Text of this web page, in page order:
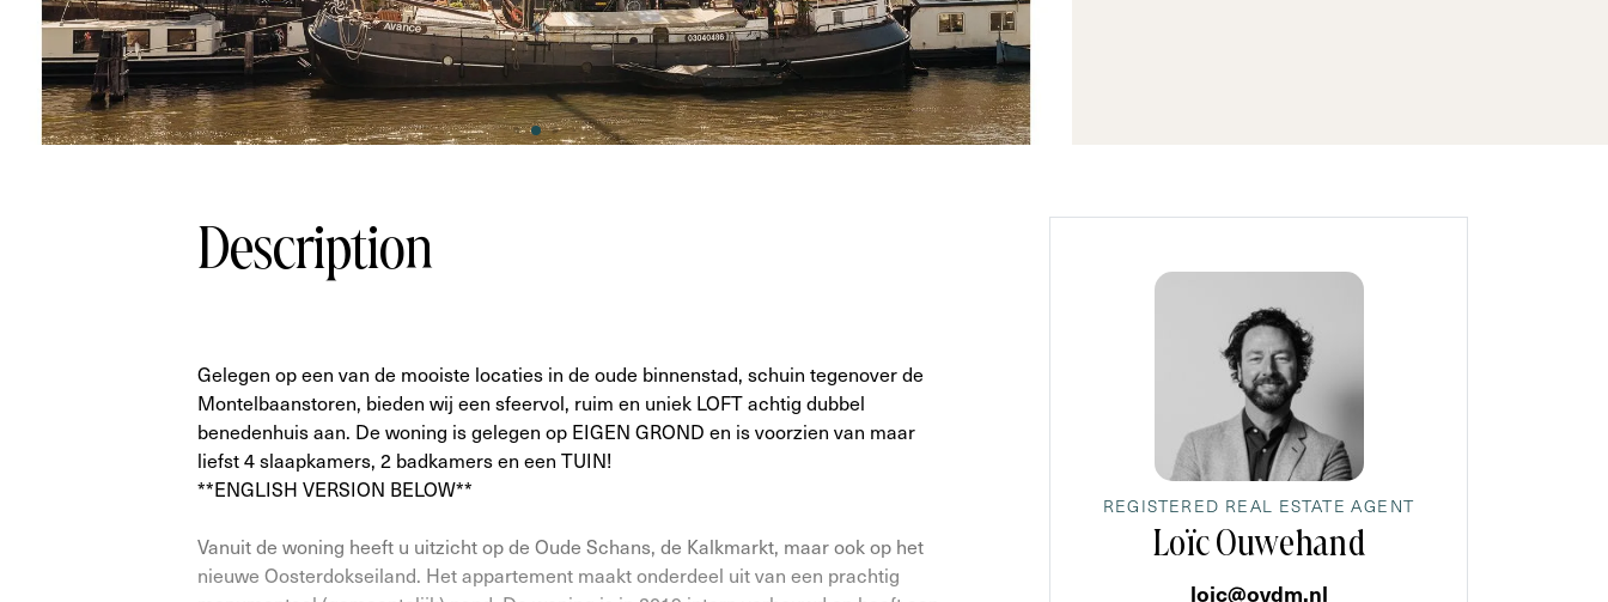
Description
Gelegen op een van de mooiste locaties in de oude binnenstad, schuin tegenover de
Montelbaanstoren, bieden wij een sfeervol, ruim en uniek LOFT achtig dubbel
benedenhuis aan. De woning is gelegen op EIGEN GROND en is voorzien van maar
liefst 4 slaapkamers, 2 badkamers en een TUIN!
**ENGLISH VERSION BELOW**
Vanuit de woning heeft u uitzicht op de Oude Schans, de Kalkmarkt, maar ook op het
nieuwe Oosterdokseiland. Het appartement maakt onderdeel uit van een prachtig
REGISTERED REAL ESTATE AGENT
Loïc Ouwehand
loic@ovdm.nl